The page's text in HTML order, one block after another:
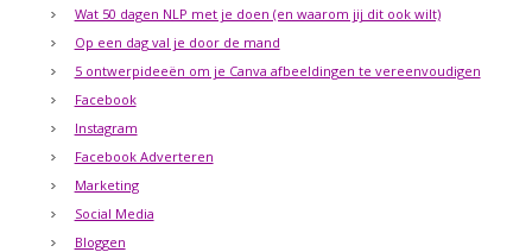
Wat 50 dagen NLP met je doen (en waarom jij dit ook wilt)
Op een dag val je door de mand
5 ontwerpideeën om je Canva afbeeldingen te vereenvoudigen
Facebook
Instagram
Facebook Adverteren
Marketing
Social Media
Bloggen